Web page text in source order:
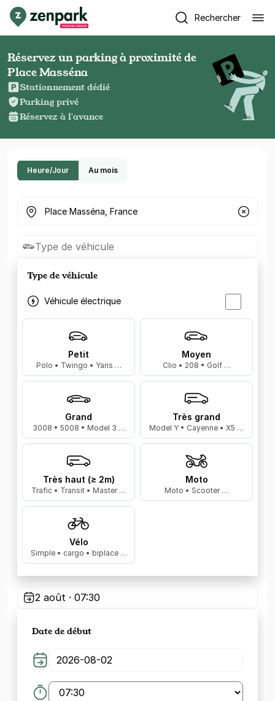
Rechercher
Réservez un parking à proximité de
Place Masséna
Stationnement dédié
Parking privé
Réservez à l'avance
Heure/Jour Au mois
Où cherchez-vous un parking ?
Type de véhicule
Type de véhicule
Véhicule électrique
Petit
Polo • Twingo • Yaris …
Moyen
Clio • 208 • Golf …
Grand
3008 • 5008 • Model 3 …
Très grand
Model Y • Cayenne • X5 …
Très haut (≥ 2m)
Trafic • Transit • Master …
Moto
Moto • Scooter …
Vélo
Simple • cargo • biplace …
2 août · 07:30
Date de début